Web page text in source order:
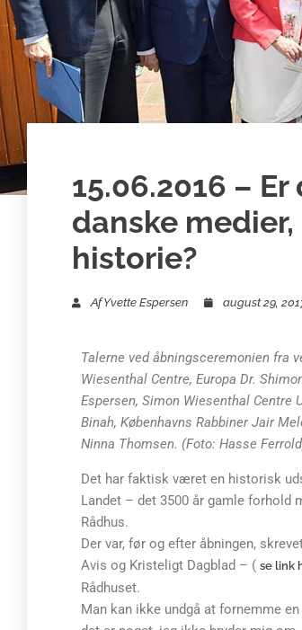
15.06.2016 –
danske
historie?
AfYvette Espersen august 29,
Talerne ved åbningsceremonien fra
Wiesenthal Centre, Europa Dr.
Espersen, Simon Wiesenthal Centre
Binah, Københavns Rabbiner Jair
Ninna Thomsen. (Foto: Hasse
Det har faktisk været en historisk
Landet – det 3500 år gamle forhold
Rådhus.
Der var, før og efter åbningen,
Avis og Kristeligt Dagblad – ( se link
Rådhuset.
Man kan ikke undgå at fornemme